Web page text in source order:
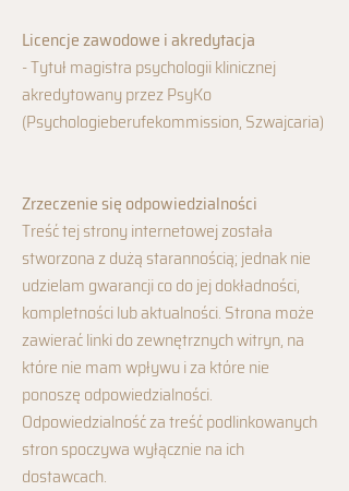
Licencje zawodowe i akredytacja
- Tytuł magistra psychologii klinicznej
akredytowany przez PsyKo
(Psychologieberufekommission, Szwajcaria)
Zrzeczenie się odpowiedzialności
Treść tej strony internetowej została
stworzona z dużą starannością; jednak nie
udzielam gwarancji co do jej dokładności,
kompletności lub aktualności. Strona może
zawierać linki do zewnętrznych witryn, na
które nie mam wpływu i za które nie
ponoszę odpowiedzialności.
Odpowiedzialność za treść podlinkowanych
stron spoczywa wyłącznie na ich
dostawcach.